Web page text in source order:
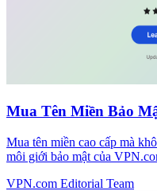
Mua Tên Miền Bảo
Mua tên miền cao cấp mà
môi giới bảo mật của
VPN.com Editorial Team